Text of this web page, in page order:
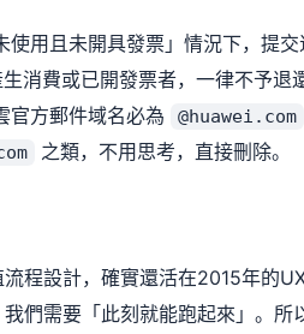
使用且未開具發票」情況下，提
消費或已開發票者，一律不予退還
官方郵件域名必為 @huawei.com
之類，不用思考，直接刪除。
程設計，確實還活在2015年的
們需要「此刻就能跑起來」。